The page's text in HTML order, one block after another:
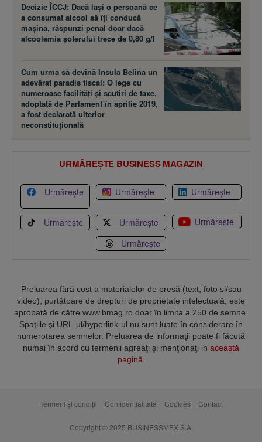
Decizie ÎCCJ: Dacă laşi o persoană ce
a consumat alcool să îţi conducă
maşina, răspunzi penal doar dacă
alcoolemia şoferului trece de 0,80 g/l
Cum urma să devină Insula Belina un
adevărat paradis fiscal: O lege cu
numeroase facilităţi şi scutiri de taxe,
adoptată de Parlament în aprilie 2019,
a fost declarată ulterior
neconstituţională
URMĂREȘTE BUSINESS MAGAZIN
Urmărește Urmărește Urmărește
Urmărește Urmărește
Urmărește
Urmărește
Preluarea fără cost a materialelor de presă (text, foto si/sau
video), purtătoare de drepturi de proprietate intelectuală, este
aprobată de către www.bmag.ro doar în limita a 250 de semne.
Spaţiile şi URL-ul/hyperlink-ul nu sunt luate în considerare în
numerotarea semnelor. Preluarea de informaţii poate fi făcută
numai în acord cu termenii agreaţi şi menţionaţi in această
pagină
Termeni și condiții Confidențialitate Cookies Contact
Copyright © 2025 BUSINESSMEX S.A.